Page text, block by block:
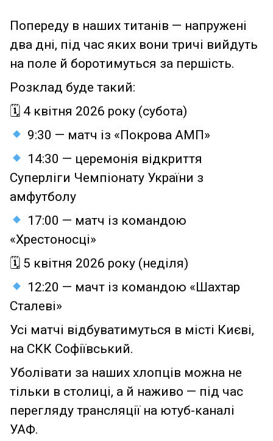
Попереду в наших титанів — напружені
два дні, під час яких вони тричі вийдуть
на поле й боротимуться за першість.
Розклад буде такий:
🗓 4 квітня 2026 року (субота)
9:30 — матч із «Покрова АМП»
14:30 — церемонія відкриття
Суперліги Чемпіонату України з
амфутболу
17:00 — матч із командою
«Хрестоносці»
🗓 5 квітня 2026 року (неділя)
12:20 — мачт із командою «Шахтар
Сталеві»
Усі матчі відбуватимуться в місті Києві,
на СКК Софіївський.
Уболівати за наших хлопців можна не
тільки в столиці, а й наживо — під час
перегляду трансляції на ютуб-каналі
УАФ.